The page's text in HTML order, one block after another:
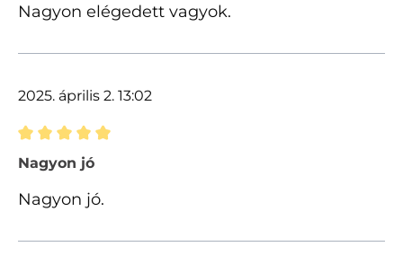
Nagyon elégedett vagyok.
2025. április 2. 13:02
Értékelés 5 of 5 csillagok besorolásával
Nagyon jó
Nagyon jó.